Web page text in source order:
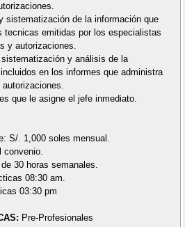
sistematización de la información que
tecnicas emitidas por los especialistas
y autorizaciones.
y análisis de la
en los informes que administra
autorizaciones.
que le asigne el jefe inmediato.
S/. 1,000 soles mensual.
convenio.
30 horas semanales.
08:30 am.
03:30 pm
Pre-Profesionales